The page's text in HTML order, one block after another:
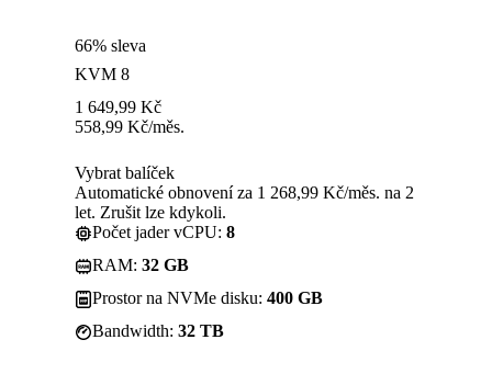
66% sleva
KVM 8
1 649,99 Kč
558,99 Kč/měs.
Vybrat balíček
Automatické obnovení za 1 268,99 Kč/měs. na 2
let. Zrušit lze kdykoli.
Počet jader vCPU: 8
RAM: 32 GB
Prostor na NVMe disku: 400 GB
Bandwidth: 32 TB